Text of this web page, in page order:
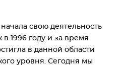
свою деятельность
1996 году и за время
в данной области
уровня. Сегодня мы